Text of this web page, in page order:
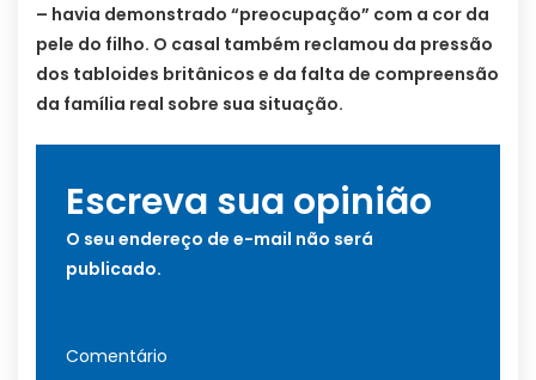
– havia demonstrado “preocupação” com a cor da
pele do filho. O casal também reclamou da pressão
dos tabloides britânicos e da falta de compreensão
da família real sobre sua situação.
Escreva sua opinião
O seu endereço de e-mail não será
publicado.
Comentário